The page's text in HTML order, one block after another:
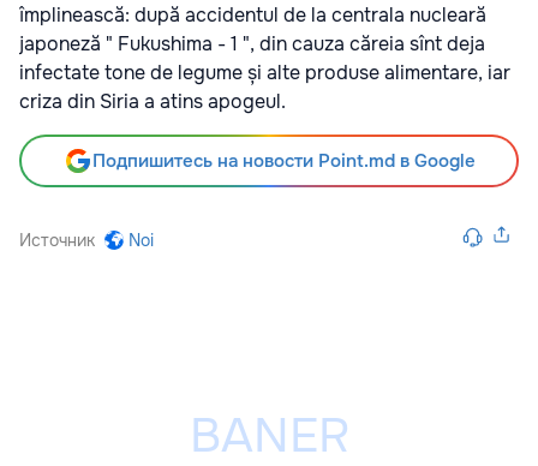
împlinească: după accidentul de la centrala nucleară
japoneză " Fukushima - 1 ", din cauza căreia sînt deja
infectate tone de legume și alte produse alimentare, iar
criza din Siria a atins apogeul.
Подпишитесь на новости Point.md в Google
Источник Noi